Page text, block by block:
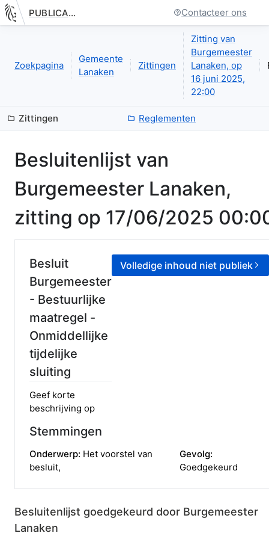
Nieuwe pagina:PUBLICATIE.GELINKT-NOTULEREN.VLAANDEREN.BE Contacteer ons
Zoekpagina
Gemeente
Lanaken
Zittingen
Zitting van
Burgemeester
Lanaken, op
16 juni 2025,
22:00
Zittingen Reglementen
Besluitenlijst van
Burgemeester Lanaken,
zitting op 17/06/2025
Besluit
Burgemeester
- Bestuurlijke
maatregel -
Onmiddellijke
tijdelijke
sluiting
Geef korte
beschrijving op
Volledige inhoud niet publiek
Stemmingen
Onderwerp: Het voorstel van
besluit,
Gevolg:
Goedgekeurd
Besluitenlijst goedgekeurd door Burgemeester
Lanaken